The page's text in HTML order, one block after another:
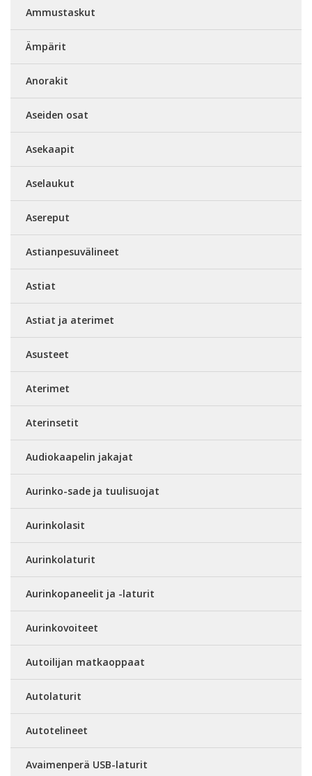
Ammustaskut
Ämpärit
Anorakit
Aseiden osat
Asekaapit
Aselaukut
Asereput
Astianpesuvälineet
Astiat
Astiat ja aterimet
Asusteet
Aterimet
Aterinsetit
Audiokaapelin jakajat
Aurinko-sade ja tuulisuojat
Aurinkolasit
Aurinkolaturit
Aurinkopaneelit ja -laturit
Aurinkovoiteet
Autoilijan matkaoppaat
Autolaturit
Autotelineet
Avaimenperä USB-laturit